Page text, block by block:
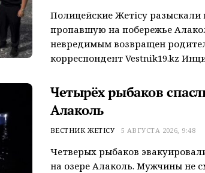
Полицейские Жетісу
пропавшую на побережье
невредимым возвращен
корреспондент Vestnik19.kz
Четырёх рыбаков
Алаколь
ВЕСТНИК ЖЕТІСУ 5 АВГУСТА 2026, 9:48
Четверых рыбаков
на озере Алаколь. Мужчины не